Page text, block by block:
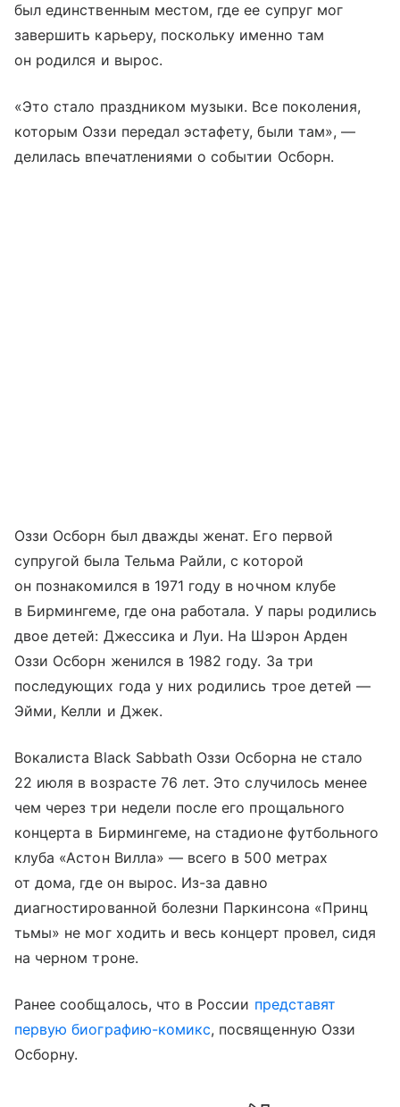
был единственным местом, где ее супруг мог
завершить карьеру, поскольку именно там
он родился и вырос.
«Это стало праздником музыки. Все поколения,
которым Оззи передал эстафету, были там», —
делилась впечатлениями о событии Осборн.
Оззи Осборн был дважды женат. Его первой
супругой была Тельма Райли, с которой
он познакомился в 1971 году в ночном клубе
в Бирмингеме, где она работала. У пары родились
двое детей: Джессика и Луи. На Шэрон Арден
Оззи Осборн женился в 1982 году. За три
последующих года у них родились трое детей —
Эйми, Келли и Джек.
Вокалиста Black Sabbath Оззи Осборна не стало
22 июля в возрасте 76 лет. Это случилось менее
чем через три недели после его прощального
концерта в Бирмингеме, на стадионе футбольного
клуба «Астон Вилла» — всего в 500 метрах
от дома, где он вырос. Из-за давно
диагностированной болезни Паркинсона «Принц
тьмы» не мог ходить и весь концерт провел, сидя
на черном троне.
Ранее сообщалось, что в России представят
первую биографию-комикс, посвященную Оззи
Осборну.